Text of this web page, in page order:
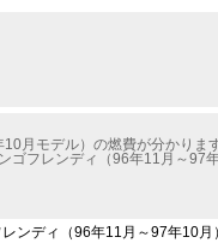
月モデル）の燃費が分かります
フレンディ（96年11月～97
ンディ（96年11月～97年10